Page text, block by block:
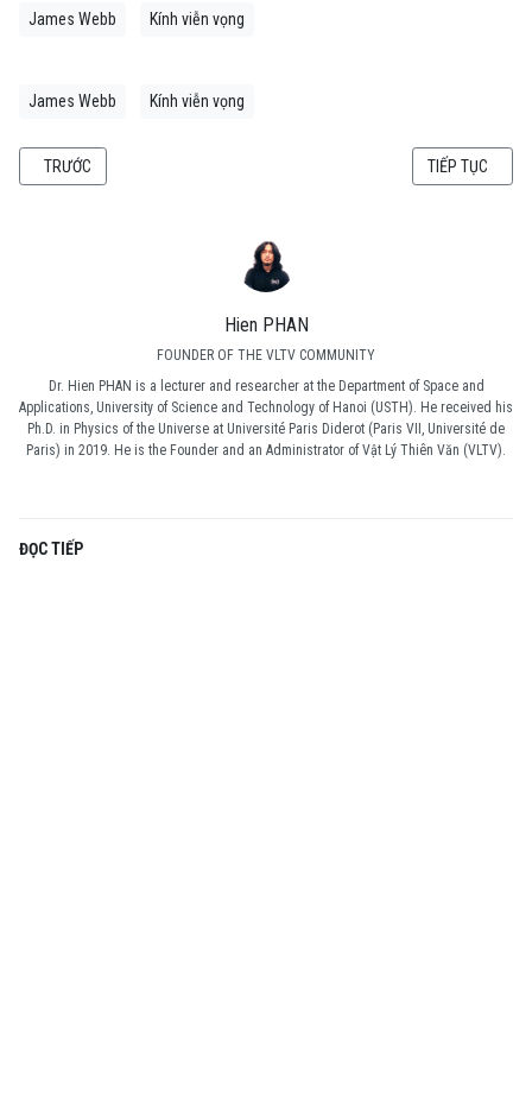
Hien PHAN
FOUNDER OF THE VLTV COMMUNITY
Dr. Hien PHAN is a lecturer and researcher at the Department of Space and
Applications, University of Science and Technology of Hanoi (USTH). He received his
Ph.D. in Physics of the Universe at Université Paris Diderot (Paris VII, Université de
Paris) in 2019. He is the Founder and an Administrator of Vật Lý Thiên Văn (VLTV).
ĐỌC TIẾP
James Webb Kính viễn vọng
James Webb Kính viễn vọng
BÀI VIẾT TRƯỚC: KÍNH THIÊN VĂN KHÔNG GIAN JAMES WEBB SẼ NGHIÊN
TRƯỚC BÀI VIẾT KẾ
TIẾP TỤC